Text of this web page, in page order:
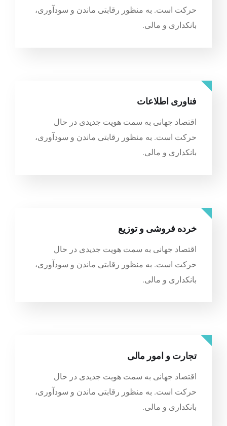
حرکت است. به منظور رقابتی ماندن و سودآوری،
بانکداری و مالی.
فناوری اطلاعات
اقتصاد جهانی به سمت هویت جدیدی در حال
حرکت است. به منظور رقابتی ماندن و سودآوری،
بانکداری و مالی.
خرده فروشی و توزیع
اقتصاد جهانی به سمت هویت جدیدی در حال
حرکت است. به منظور رقابتی ماندن و سودآوری،
بانکداری و مالی.
تجارت و امور مالی
اقتصاد جهانی به سمت هویت جدیدی در حال
حرکت است. به منظور رقابتی ماندن و سودآوری،
بانکداری و مالی.